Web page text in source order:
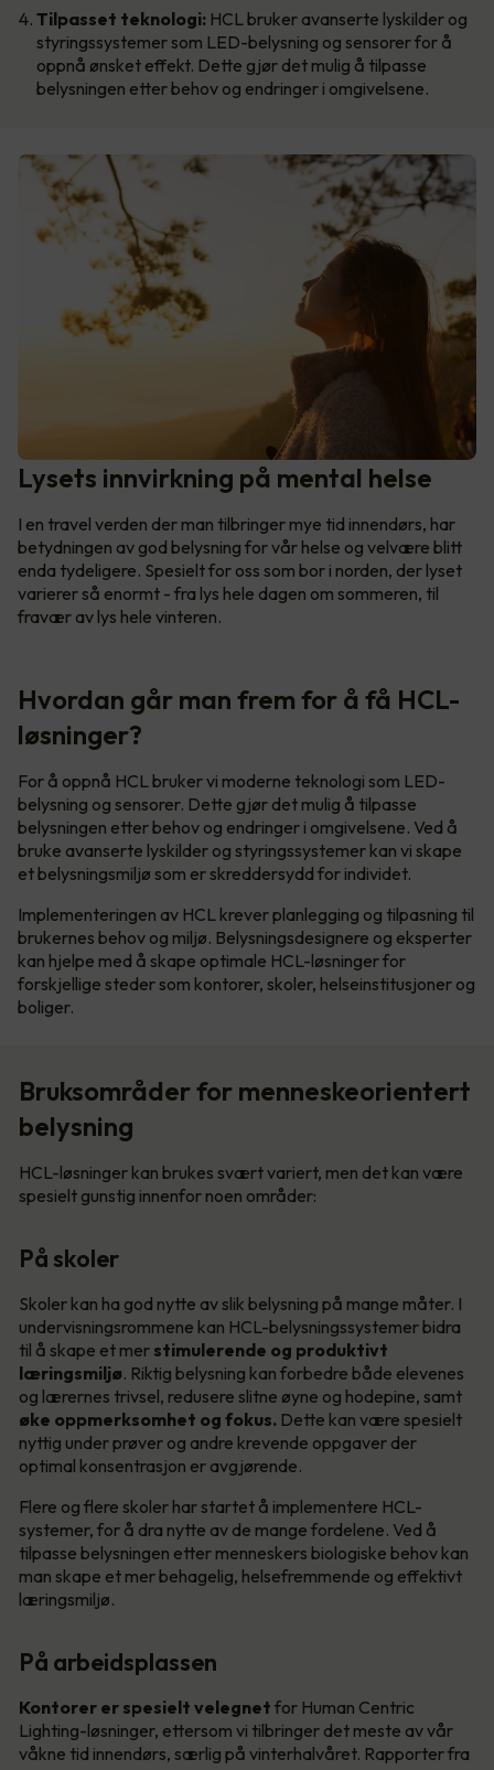
Tilpasset teknologi: HCL bruker avanserte lyskilder og
styringssystemer som LED-belysning og sensorer for å
oppnå ønsket effekt. Dette gjør det mulig å tilpasse
belysningen etter behov og endringer i omgivelsene.
Lysets innvirkning på mental helse
I en travel verden der man tilbringer mye tid innendørs, har
betydningen av god belysning for vår helse og velvære blitt
enda tydeligere. Spesielt for oss som bor i norden, der lyset
varierer så enormt - fra lys hele dagen om sommeren, til
fravær av lys hele vinteren.
Hvordan går man frem for å få HCL-
løsninger?
For å oppnå HCL bruker vi moderne teknologi som LED-
belysning og sensorer. Dette gjør det mulig å tilpasse
belysningen etter behov og endringer i omgivelsene. Ved å
bruke avanserte lyskilder og styringssystemer kan vi skape
et belysningsmiljø som er skreddersydd for individet.
Implementeringen av HCL krever planlegging og tilpasning til
brukernes behov og miljø. Belysningsdesignere og eksperter
kan hjelpe med å skape optimale HCL-løsninger for
forskjellige steder som kontorer, skoler, helseinstitusjoner og
boliger.
Bruksområder for menneskeorientert
belysning
HCL-løsninger kan brukes svært variert, men det kan være
spesielt gunstig innenfor noen områder:
På skoler
Skoler kan ha god nytte av slik belysning på mange måter. I
undervisningsrommene kan HCL-belysningssystemer bidra
til å skape et mer stimulerende og produktivt
læringsmiljø. Riktig belysning kan forbedre både elevenes
og lærernes trivsel, redusere slitne øyne og hodepine, samt
øke oppmerksomhet og fokus. Dette kan være spesielt
nyttig under prøver og andre krevende oppgaver der
optimal konsentrasjon er avgjørende.
Flere og flere skoler har startet å implementere HCL-
systemer, for å dra nytte av de mange fordelene. Ved å
tilpasse belysningen etter menneskers biologiske behov kan
man skape et mer behagelig, helsefremmende og effektivt
læringsmiljø.
På arbeidsplassen
Kontorer er spesielt velegnet for Human Centric
Lighting-løsninger, ettersom vi tilbringer det meste av vår
våkne tid innendørs, særlig på vinterhalvåret. Rapporter fra